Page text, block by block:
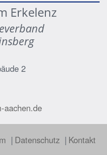
Erkelenz
2
aachen.de
Datenschutz Kontakt